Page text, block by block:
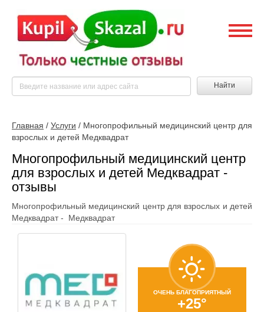
Найти
Главная / Услуги / Многопрофильный медицинский центр для
взрослых и детей Медквадрат
Многопрофильный медицинский центр
для взрослых и детей Медквадрат -
отзывы
Многопрофильный медицинский центр для взрослых и детей
Медквадрат - Медквадрат
ОЧЕНЬ БЛАГОПРИЯТНЫЙ
+25°